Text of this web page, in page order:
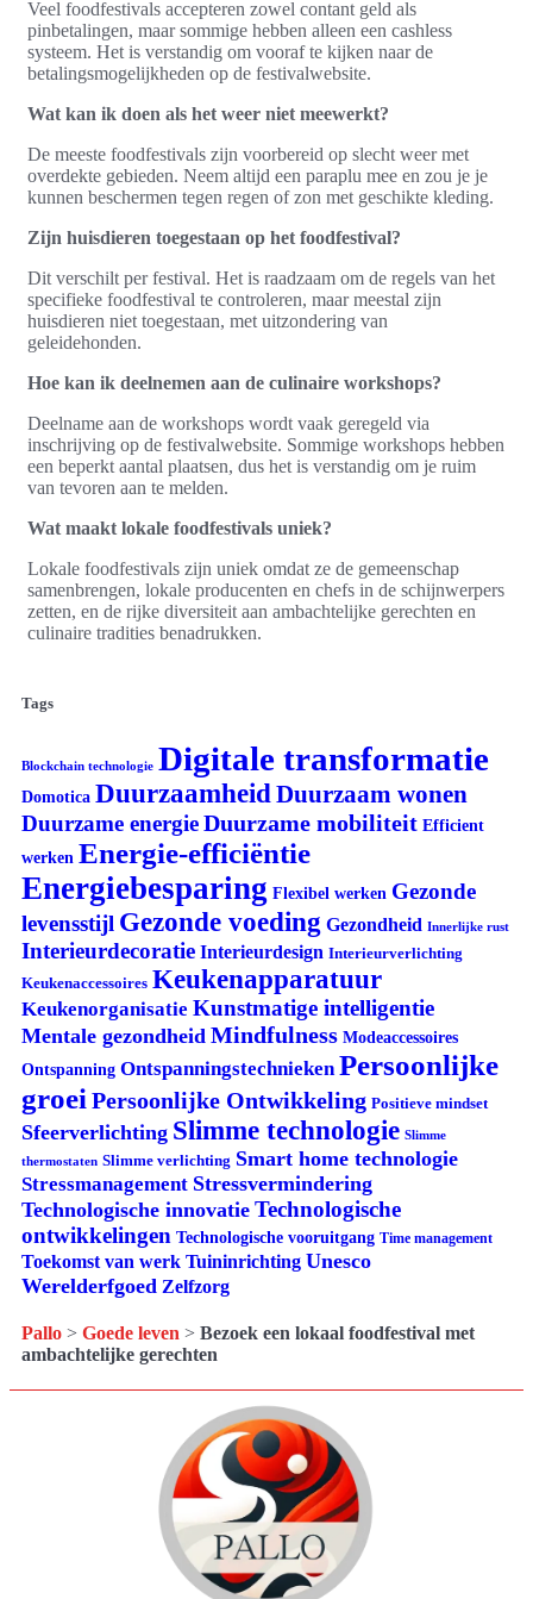
Veel foodfestivals accepteren zowel contant geld als
pinbetalingen, maar sommige hebben alleen een cashless
systeem. Het is verstandig om vooraf te kijken naar de
betalingsmogelijkheden op de festivalwebsite.
Wat kan ik doen als het weer niet meewerkt?
De meeste foodfestivals zijn voorbereid op slecht weer met
overdekte gebieden. Neem altijd een paraplu mee en zou je je
kunnen beschermen tegen regen of zon met geschikte kleding.
Zijn huisdieren toegestaan op het foodfestival?
Dit verschilt per festival. Het is raadzaam om de regels van het
specifieke foodfestival te controleren, maar meestal zijn
huisdieren niet toegestaan, met uitzondering van
geleidehonden.
Hoe kan ik deelnemen aan de culinaire workshops?
Deelname aan de workshops wordt vaak geregeld via
inschrijving op de festivalwebsite. Sommige workshops hebben
een beperkt aantal plaatsen, dus het is verstandig om je ruim
van tevoren aan te melden.
Wat maakt lokale foodfestivals uniek?
Lokale foodfestivals zijn uniek omdat ze de gemeenschap
samenbrengen, lokale producenten en chefs in de schijnwerpers
zetten, en de rijke diversiteit aan ambachtelijke gerechten en
culinaire tradities benadrukken.
Tags
Blockchain technologie Digitale transformatie
Domotica Duurzaamheid Duurzaam wonen
Duurzame energieDuurzame mobiliteit Efficient
werken Energie-efficiëntie
Energiebesparing Flexibel werken Gezonde
levensstijl Gezonde voeding Gezondheid Innerlijke rust
Interieurdecoratie Interieurdesign Interieurverlichting
Keukenaccessoires Keukenapparatuur
Keukenorganisatie Kunstmatige intelligentie
Mentale gezondheid Mindfulness Modeaccessoires
Ontspanning Ontspanningstechnieken Persoonlijke
groei Persoonlijke Ontwikkeling Positieve mindset
Sfeerverlichting Slimme technologie Slimme
thermostaten Slimme verlichting Smart home technologie
Stressmanagement Stressvermindering
Technologische innovatie Technologische
ontwikkelingen Technologische vooruitgang Time management
Toekomst van werk Tuininrichting Unesco
Werelderfgoed Zelfzorg
Pallo > Goede leven > Bezoek een lokaal foodfestival met
ambachtelijke gerechten